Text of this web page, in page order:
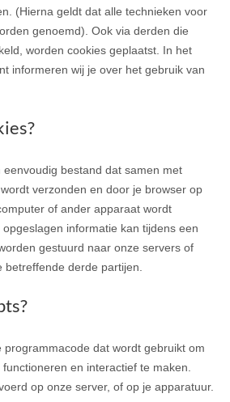
(Hierna geldt dat alle technieken voor
genoemd). Ook via derden die
worden cookies geplaatst. In het
informeren wij je over het gebruik van
eenvoudig bestand dat samen met
verzonden en door je browser op
of ander apparaat wordt
informatie kan tijdens een
gestuurd naar onze servers of
derde partijen.
programmacode dat wordt gebruikt om
en interactief te maken.
op onze server, of op je apparatuur.